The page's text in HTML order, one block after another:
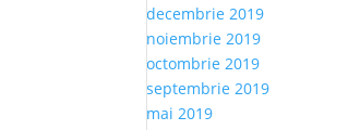
decembrie 2019
noiembrie 2019
octombrie 2019
septembrie 2019
mai 2019